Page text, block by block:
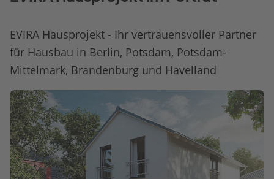
EVIRA Hausprojekt - Ihr vertrauensvoller Partner
für Hausbau in Berlin, Potsdam, Potsdam-
Mittelmark, Brandenburg und Havelland